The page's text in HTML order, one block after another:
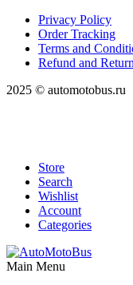
Privacy Policy
Order Tracking
Terms and
Refund and
2025 © automotobus.ru
Store
Search
Wishlist
Account
Categories
Main Menu